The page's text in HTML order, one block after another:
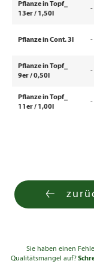
Pflanze in Topf_
13er / 1,50l
-
Pflanze in Cont. 3l -
Pflanze in Topf_
9er / 0,50l
-
Pflanze in Topf_
11er / 1,00l
-
Sie haben einen
Qualitätsmangel auf?